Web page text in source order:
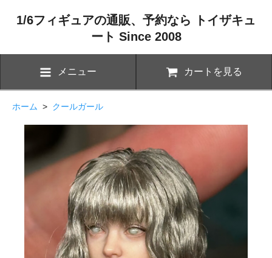
1/6フィギュアの通販、予約なら トイザキュ
ート Since 2008
メニュー カートを見る
ホーム > クールガール